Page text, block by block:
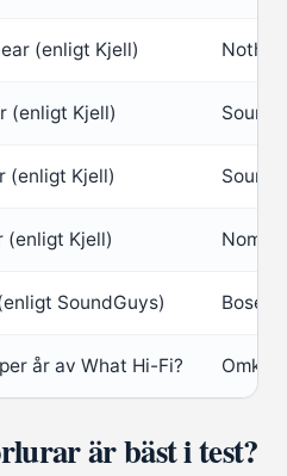
(enligt Kjell)
(enligt Kjell)
(enligt Kjell)
(enligt Kjell)
SoundGuys) Bose
år av What Hi-Fi?
är bäst i test?